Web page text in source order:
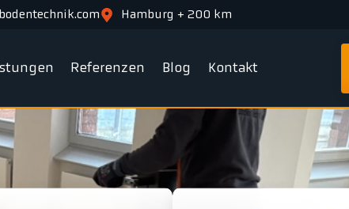
Hamburg + 200 km
Referenzen Blog Kontakt